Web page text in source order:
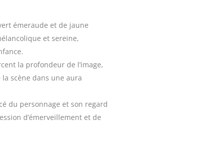
émeraude et de jaune
et sereine,
la profondeur de l’image,
scène dans une aura
du personnage et son regard
d’émerveillement et de